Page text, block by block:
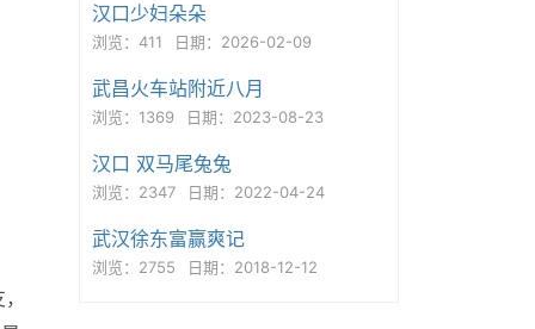
汉口少妇朵朵
浏览：411 日期：2026-02-09
武昌火车站附近八月
浏览：1369 日期：2023-08-23
汉口 双马尾兔兔
浏览：2347 日期：2022-04-24
武汉徐东富赢爽记
浏览：2755 日期：2018-12-12